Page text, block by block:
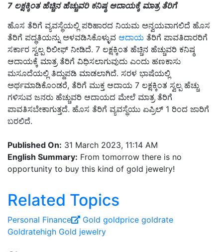
7 ಲಕ್ಷಕ್ಕಿಂತ ಹೆಚ್ಚಿನ ಹೆಚ್ಚುವರಿ ಕನಿಷ್ಠ ಆದಾಯಕ್ಕೆ ಮಾತ್ರ ತೆರಿಗೆ
ಹೊಸ ತೆರಿಗೆ ವ್ಯವಸ್ಥೆಯಲ್ಲಿ ಪರಿಹಾರದ ನಿಯಮ ಅನ್ವಯವಾಗಲಿದೆ ಹೊಸ
ತೆರಿಗೆ ಪದ್ಧತಿಯನ್ನು ಅಳವಡಿಸಿಕೊಳ್ಳುವ ಆದಾಯ ತೆರಿಗೆ ಪಾವತಿದಾರರಿಗೆ
ಸರ್ಕಾರ ಸ್ವಲ್ಪ ರಿಲೀಫ್ ನೀಡಿದೆ. 7 ಲಕ್ಷಕ್ಕಿಂತ ಹೆಚ್ಚಿನ ಹೆಚ್ಚುವರಿ ಕನಿಷ್ಠ
ಆದಾಯಕ್ಕೆ ಮಾತ್ರ ತೆರಿಗೆ ವಿಧಿಸಲಾಗುವುದು ಎಂದು ಹಣಕಾಸು
ಮಸೂದೆಯಲ್ಲಿ ತಿದ್ದುಪಡಿ ಮಾಡಲಾಗಿದೆ. ಸರಳ ಭಾಷೆಯಲ್ಲಿ
ಅರ್ಥಮಾಡಿಕೊಂಡರೆ, ತೆರಿಗೆ ಮುಕ್ತ ಆದಾಯ 7 ಲಕ್ಷಕ್ಕಿಂತ ಸ್ವಲ್ಪ ಹೆಚ್ಚು
ಗಳಿಸುವ ಜನರು ಹೆಚ್ಚುವರಿ ಆದಾಯದ ಮೇಲೆ ಮಾತ್ರ ತೆರಿಗೆ
ಪಾವತಿಸಬೇಕಾಗುತ್ತದೆ. ಹೊಸ ತೆರಿಗೆ ವ್ಯವಸ್ಥೆಯು ಏಪ್ರಿಲ್ 1 ರಿಂದ ಜಾರಿಗೆ
ಬರಲಿದೆ.
Published On: 31 March 2023, 11:14 AM
English Summary: From tomorrow there is no
opportunity to buy this kind of gold jewelry!
Related Topics
Personal Finance Gold goldprice goldrate
Goldratehigh Gold jewelry